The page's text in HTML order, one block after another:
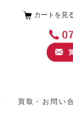
カートを見
買取・お問い